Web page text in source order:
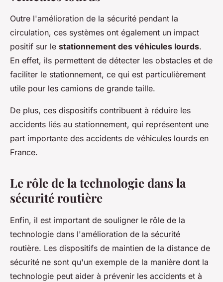
Outre l'amélioration de la sécurité pendant la
circulation, ces systèmes ont également un impact
positif sur le stationnement des véhicules lourds.
En effet, ils permettent de détecter les obstacles et de
faciliter le stationnement, ce qui est particulièrement
utile pour les camions de grande taille.
De plus, ces dispositifs contribuent à réduire les
accidents liés au stationnement, qui représentent une
part importante des accidents de véhicules lourds en
France.
Le rôle de la technologie dans la
sécurité routière
Enfin, il est important de souligner le rôle de la
technologie dans l'amélioration de la sécurité
routière. Les dispositifs de maintien de la distance de
sécurité ne sont qu'un exemple de la manière dont la
technologie peut aider à prévenir les accidents et à